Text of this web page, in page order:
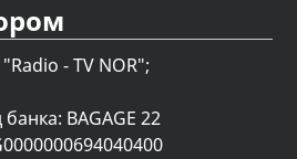
- TV NOR";
BAGAGE 22